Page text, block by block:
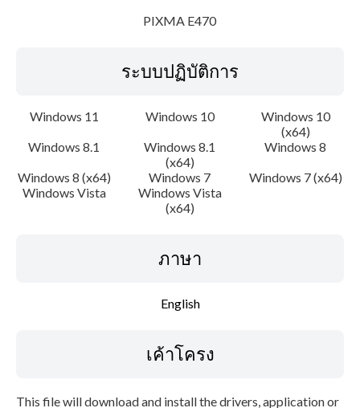
ความต้องการของระบบ
คำแนะนำในการตั้งค่า
ข้อมูลไฟล์
PIXMA E470
ระบบปฏิบัติการ
Windows 11 Windows 10
Windows 10
(x64)
Windows 8.1
Windows 8.1
(x64)
Windows 8
Windows 8 (x64)
Windows 7
Windows 7 (x64)
Windows Vista
Windows Vista
(x64)
ภาษา
English
เค้าโครง
This file will download and install the drivers, application or